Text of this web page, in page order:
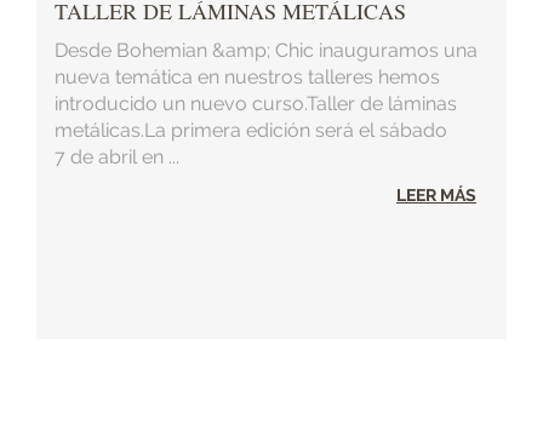
TALLER DE LÁMINAS METÁLICAS
Desde Bohemian &amp; Chic inauguramos una
nueva temática en nuestros talleres hemos
introducido un nuevo curso.Taller de láminas
metálicas.La primera edición será el sábado
7 de abril en ...
LEER MÁS